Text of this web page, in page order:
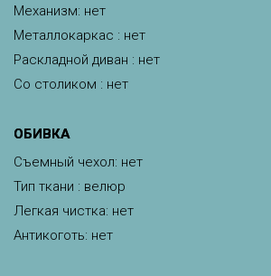
Механизм: нет
Металлокаркас : нет
Раскладной диван : нет
Со столиком : нет
ОБИВКА
Съемный чехол: нет
Тип ткани : велюр
Легкая чистка: нет
Антикоготь: нет